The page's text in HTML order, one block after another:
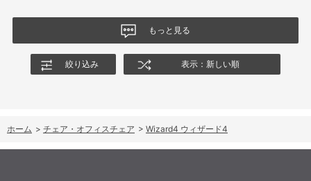
ングの特性や体重による使用感の違いが、より分かりやすく案内
されることを期待します。
もっと見る
絞り込み 表示：新しい順
ホーム > チェア・オフィスチェア > Wizard4 ウィザード4